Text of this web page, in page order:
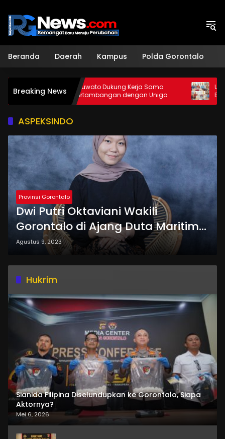
konten
Beranda Daerah Kampus Polda Gorontalo
Breaking News
DPRD Pohuwato Dukung Kerja Sama
Teknik Pertambangan dengan Unigo
Unigo dan
Beasiswa
ASPEKSINDO
Provinsi Gorontalo
Dwi Putri Oktaviani Wakili
Gorontalo di Ajang Duta Maritim
Indonesia 2023
Agustus 9, 2023
Hukrim
Sianida Filipina Diselundupkan ke Gorontalo, Siapa
Aktornya?
Mei 6, 2026